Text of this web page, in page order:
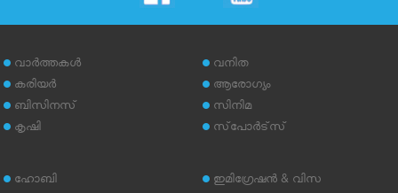
വാര്‍ത്തകള്‍
കരിയര്‍
ബിസിനസ്
കൃഷി
വനിത
ആരോഗ്യം
സിനിമ
സ്‌പോര്‍ട്‌സ്
ഹോബി
ഇമിഗ്രേഷന്‍ & വിസ